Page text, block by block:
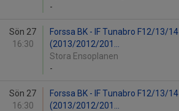
-
Sön 27
16:30
Forssa BK - IF Tunabro F12/13/14
(2013/2012/201...
Stora Ensoplanen
-
Sön 27
16:30
Forssa BK - IF Tunabro F12/13/14
(2013/2012/201...